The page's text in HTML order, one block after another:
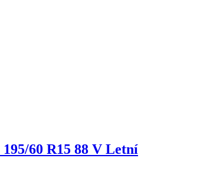
195/60 R15 88 V Letní